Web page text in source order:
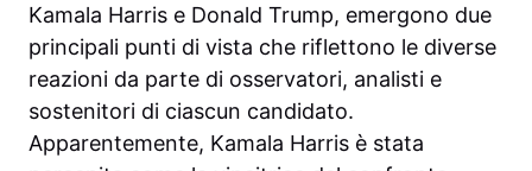
Kamala Harris e Donald Trump, emergono due
principali punti di vista che riflettono le diverse
reazioni da parte di osservatori, analisti e
sostenitori di ciascun candidato.
Apparentemente, Kamala Harris è stata